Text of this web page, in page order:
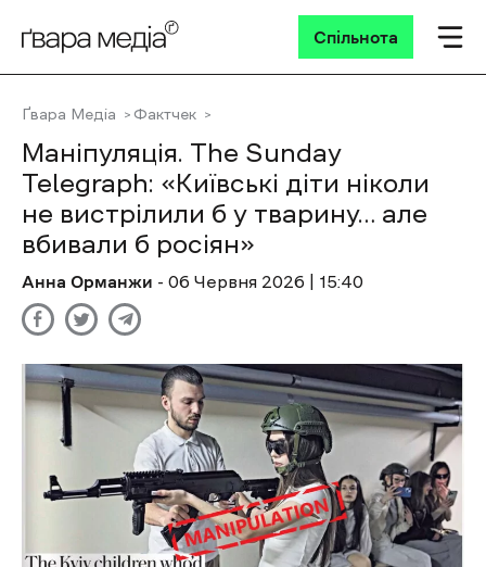
Спільнота
Ґвара Медіа Фактчек
Маніпуляція. The Sunday
Telegraph: «Київські діти ніколи
не вистрілили б у тварину… але
вбивали б росіян»
Анна Орманжи - 06 Червня 2026 | 15:40